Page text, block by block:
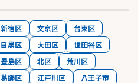
新宿区 文京区
台東区
目黒区 大田区
世田谷区
豊島区 北区
荒川区
葛飾区 江戸川区
八王子市